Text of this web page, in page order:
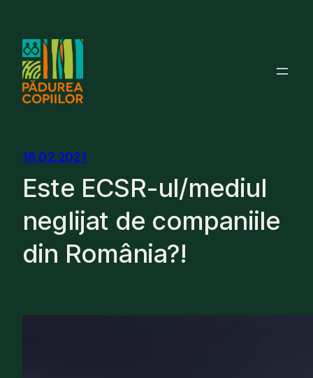
content
16.02.2021
Este ECSR-ul/mediul
neglijat de companiile
din România?!